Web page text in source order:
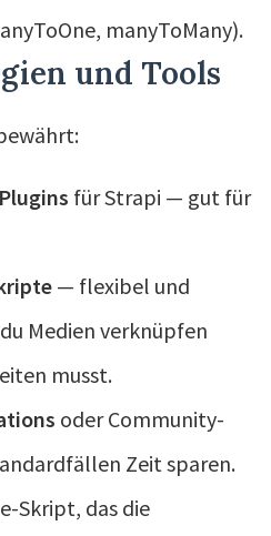
manyToMany).
und Tools
für Strapi — gut für
— flexibel und
Medien verknüpfen
musst.
oder Community-
Zeit sparen.
Skript, das die